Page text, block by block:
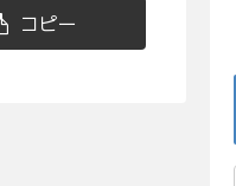
コピー